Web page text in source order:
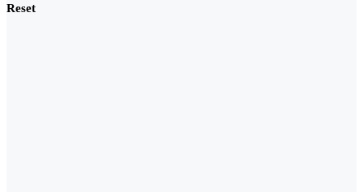
Reset